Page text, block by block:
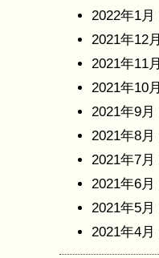
2022年1月
2021年12月
2021年11月
2021年10月
2021年9月
2021年8月
2021年7月
2021年6月
2021年5月
2021年4月